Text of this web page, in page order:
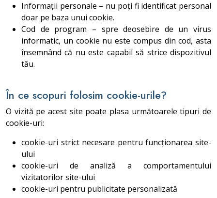
Informații personale – nu poți fi identificat personal
doar pe baza unui cookie.
Cod de program – spre deosebire de un virus
informatic, un cookie nu este compus din cod, asta
însemnând că nu este capabil să strice dispozitivul
tău.
În ce scopuri folosim cookie-urile?
O vizită pe acest site poate plasa următoarele tipuri de
cookie-uri:
cookie-uri strict necesare pentru funcționarea site-
ului
cookie-uri de analiză a comportamentului
vizitatorilor site-ului
cookie-uri pentru publicitate personalizată